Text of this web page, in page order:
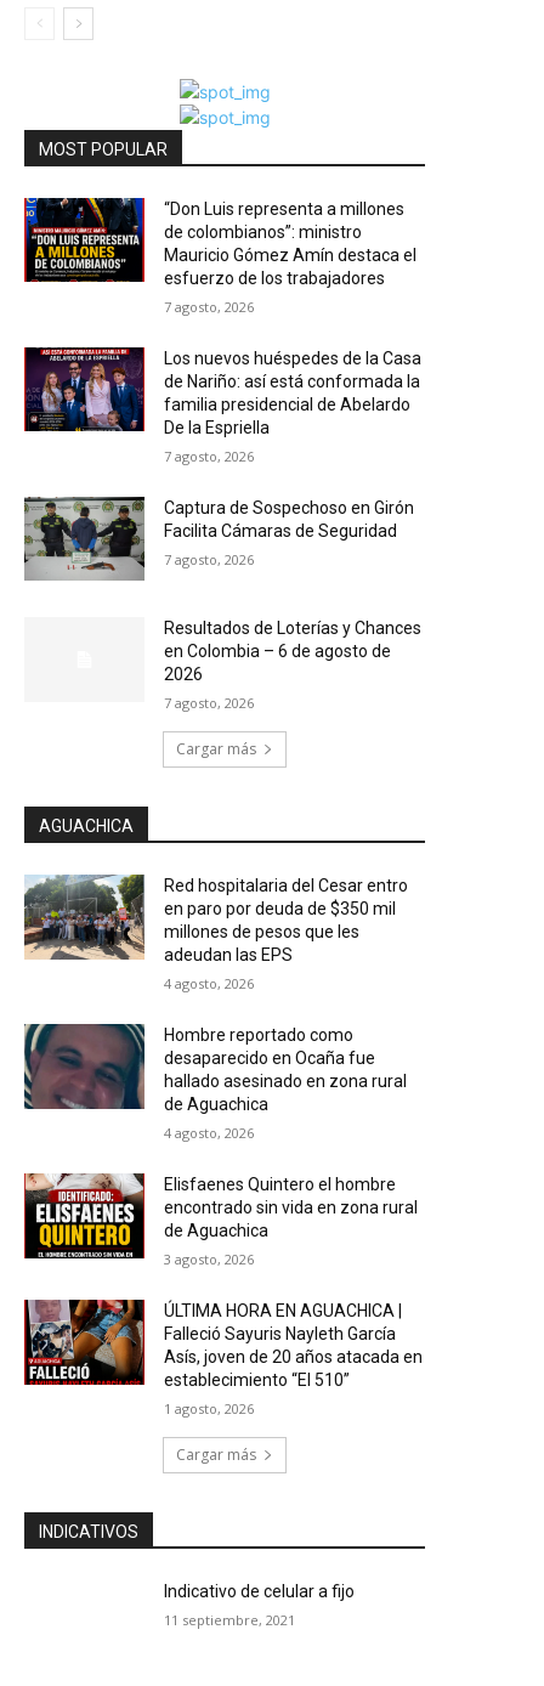
MOST POPULAR
“Don Luis representa a millones
de colombianos”: ministro
Mauricio Gómez Amín destaca el
esfuerzo de los trabajadores
7 agosto, 2026
Los nuevos huéspedes de la Casa
de Nariño: así está conformada la
familia presidencial de Abelardo
De la Espriella
7 agosto, 2026
Captura de Sospechoso en Girón
Facilita Cámaras de Seguridad
7 agosto, 2026
Resultados de Loterías y Chances
en Colombia – 6 de agosto de
2026
7 agosto, 2026
Cargar más
AGUACHICA
Red hospitalaria del Cesar entro
en paro por deuda de $350 mil
millones de pesos que les
adeudan las EPS
4 agosto, 2026
Hombre reportado como
desaparecido en Ocaña fue
hallado asesinado en zona rural
de Aguachica
4 agosto, 2026
Elisfaenes Quintero el hombre
encontrado sin vida en zona rural
de Aguachica
3 agosto, 2026
ÚLTIMA HORA EN AGUACHICA |
Falleció Sayuris Nayleth García
Asís, joven de 20 años atacada en
establecimiento “El 510”
1 agosto, 2026
Cargar más
INDICATIVOS
Indicativo de celular a fijo
11 septiembre, 2021